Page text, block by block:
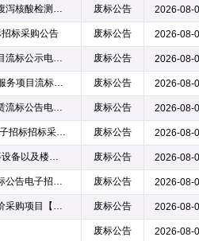
浙江国际招投标有限公司关于浙江大学医学院附属儿童医院病毒性腹泻核酸检测试剂项目的废标公告（非政府采购）电子招标招标采购通知 废标公告 2026-08-
标采购公告 废标公告 2026-08-
鞍钢矿业资源利用（鞍山）有限公司安全标识牌制作及安装服务项目流标公示电子招标招标采购通知 废标公告 2026-08-
20260729中原能矿东非矿业有限公司 40FR与40HQ货柜海洋运输服务项目流标公告电子招标招标采购通知 废标公告 2026-08-
灵宝金源矿业股份有限公司鑫灵分公司钻孔施工（坑内钻）钻机租赁流标公告电子招标招标采购通知 废标公告 2026-08-
淮北矿业股份有限公司临涣煤矿2026年度牌板制作项目流标公告电子招标招标采购通知 废标公告 2026-08-
【结果公告】柳州市柳铁中心医院1号楼负一楼蝶阀、闸阀、水泵等设备以及楼顶水箱维修项目结果公告（废标）电子招标招标采购公告 废标公告 2026-08-
济南市公安局槐荫分局济南市公安局槐荫分局辅警服装采购项目废标公告电子招标招标采购公告 废标公告 2026-08-
【内蒙古上海庙矿业有限责任公司榆树井煤矿公务车辆维修保养询价采购项目【重新采购】】废标公告电子招标招标采购通知 废标公告 2026-08-
废标公告 2026-08-